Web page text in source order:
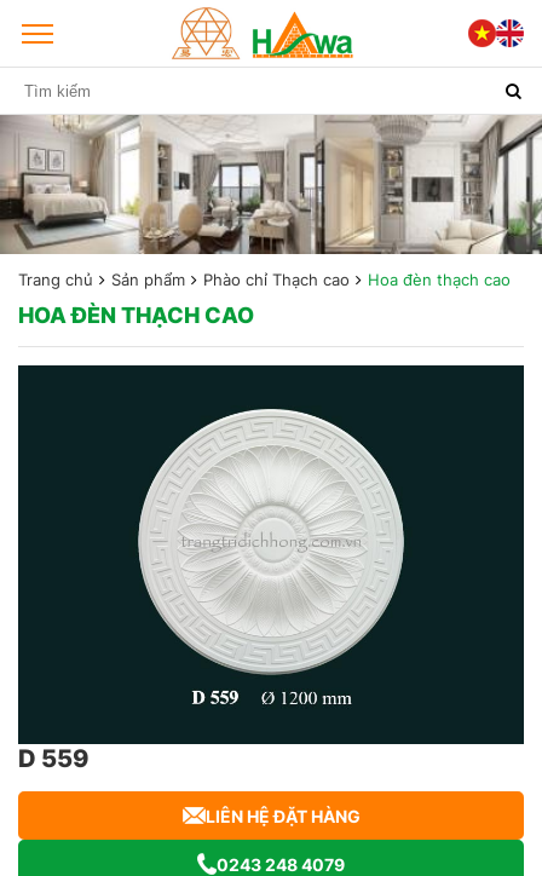
Trang chủ Sản phẩm Phào chỉ Thạch cao Hoa đèn thạch cao
HOA ĐÈN THẠCH CAO
D 559
LIÊN HỆ ĐẶT HÀNG
0243 248 4079